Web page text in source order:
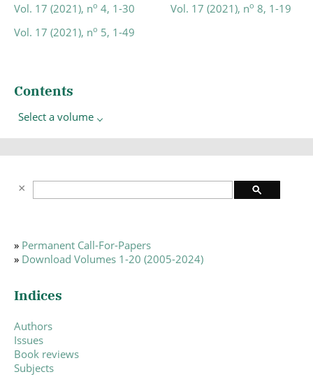
Vol. 17 (2021), no 4, 1-30
Vol. 17 (2021), no 5, 1-49
Vol. 17 (2021), no 8, 1-19
Contents
Select a volume
» Permanent Call-For-Papers
» Download Volumes 1-20 (2005-2024)
Indices
Authors
Issues
Book reviews
Subjects